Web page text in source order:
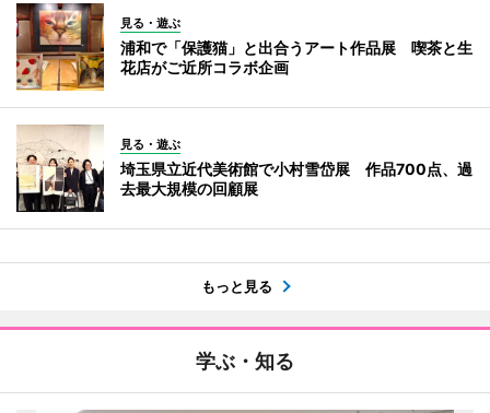
見る・遊ぶ
浦和で「保護猫」と出合うアート作品展 喫茶と生
花店がご近所コラボ企画
見る・遊ぶ
埼玉県立近代美術館で小村雪岱展 作品700点、過
去最大規模の回顧展
もっと見る
学ぶ・知る